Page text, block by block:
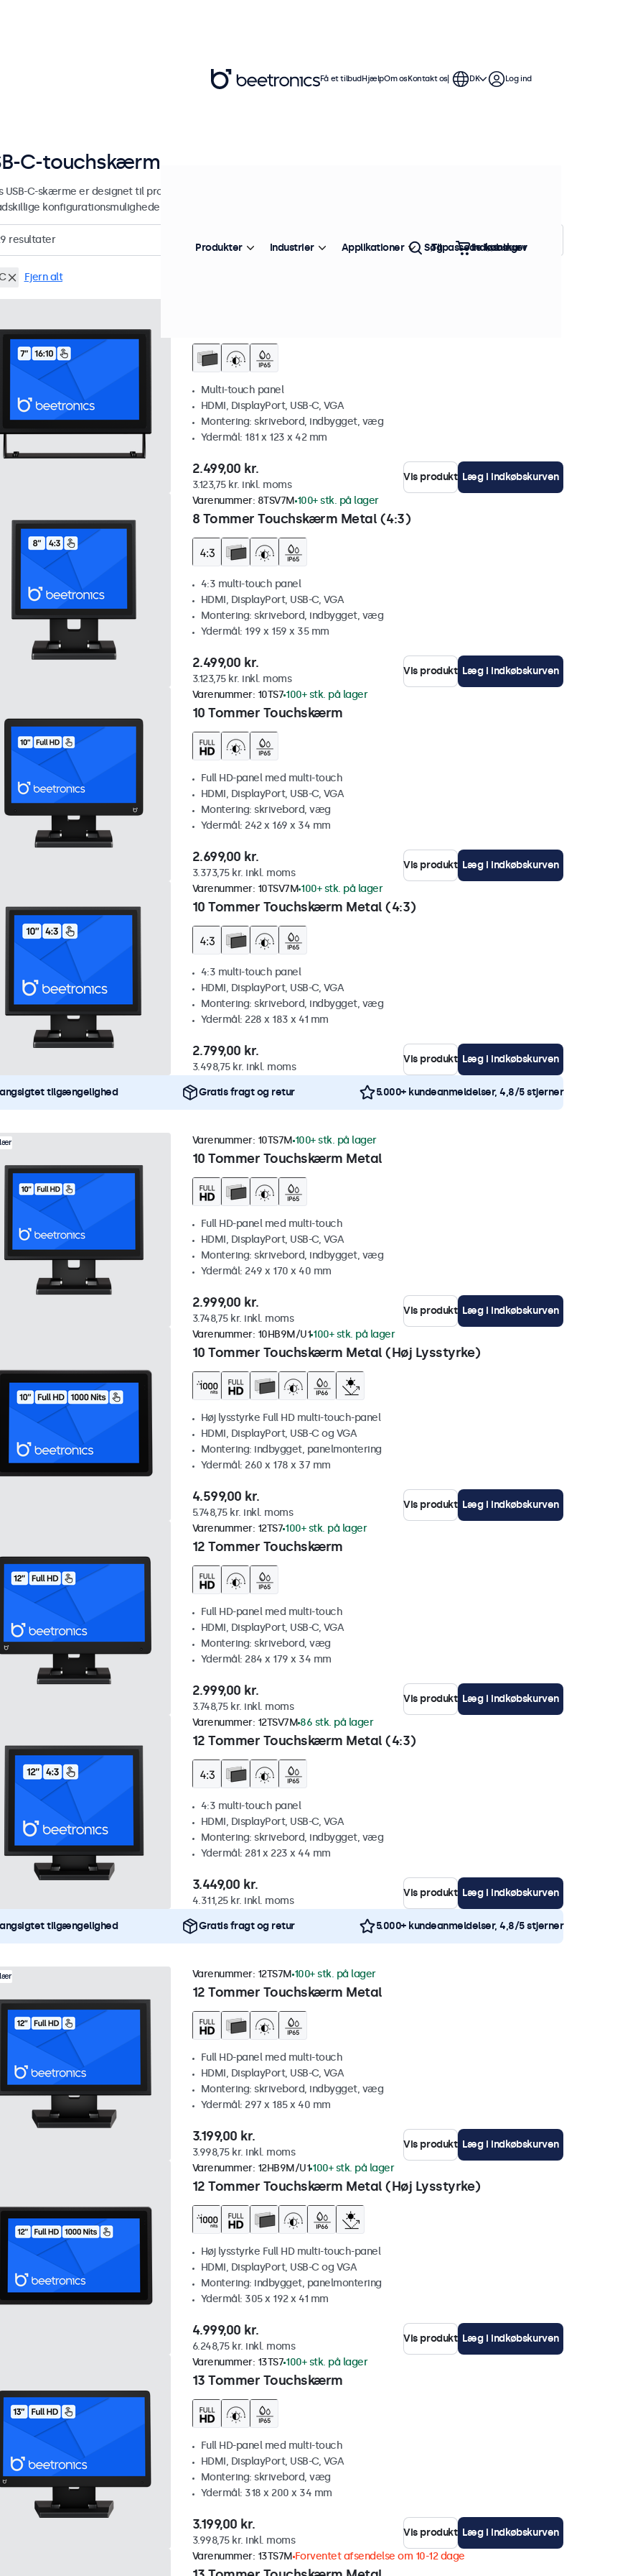
C-touchskærm
USB-C-skærme er designet til professionel og kontinuerlig brug. Skærmene er nemme at integrere og
konfigurationsmuligheder.
resultater Sorter efter:
Fjern alt
Multi-touch panel
HDMI, DisplayPort, USB-C, VGA
Montering: skrivebord, indbygget, væg
Ydermål: 181 x 123 x 42 mm
2.499,00 kr.
3.123,75 kr. inkl. moms
Vis produkt Læg i indkøbskurven
8 Tommer Touchskærm Metal (4:3)
Varenummer: 8TSV7M 100+ stk. på lager
4:3 multi-touch panel
HDMI, DisplayPort, USB-C, VGA
Montering: skrivebord, indbygget, væg
Ydermål: 199 x 159 x 35 mm
2.499,00 kr.
3.123,75 kr. inkl. moms
Vis produkt Læg i indkøbskurven
10 Tommer Touchskærm
Varenummer: 10TS7 100+ stk. på lager
Full HD-panel med multi-touch
HDMI, DisplayPort, USB-C, VGA
Montering: skrivebord, væg
Ydermål: 242 x 169 x 34 mm
2.699,00 kr.
3.373,75 kr. inkl. moms
Vis produkt Læg i indkøbskurven
10 Tommer Touchskærm Metal (4:3)
Varenummer: 10TSV7M 100+ stk. på lager
4:3 multi-touch panel
HDMI, DisplayPort, USB-C, VGA
Montering: skrivebord, indbygget, væg
Ydermål: 228 x 183 x 41 mm
2.799,00 kr.
3.498,75 kr. inkl. moms
Vis produkt Læg i indkøbskurven
tilgængelighed Gratis fragt og retur 5.000+ kundeanmeldelser, 4,8/5 stjerner
10 Tommer Touchskærm Metal
Varenummer: 10TS7M 100+ stk. på lager
Full HD-panel med multi-touch
HDMI, DisplayPort, USB-C, VGA
Montering: skrivebord, indbygget, væg
Ydermål: 249 x 170 x 40 mm
2.999,00 kr.
3.748,75 kr. inkl. moms
Vis produkt Læg i indkøbskurven
10 Tommer Touchskærm Metal (Høj Lysstyrke)
Varenummer: 10HB9M/U1 100+ stk. på lager
Høj lysstyrke Full HD multi-touch-panel
HDMI, DisplayPort, USB-C og VGA
Montering: indbygget, panelmontering
Ydermål: 260 x 178 x 37 mm
4.599,00 kr.
5.748,75 kr. inkl. moms
Vis produkt Læg i indkøbskurven
12 Tommer Touchskærm
Varenummer: 12TS7 100+ stk. på lager
Full HD-panel med multi-touch
HDMI, DisplayPort, USB-C, VGA
Montering: skrivebord, væg
Ydermål: 284 x 179 x 34 mm
2.999,00 kr.
3.748,75 kr. inkl. moms
Vis produkt Læg i indkøbskurven
12 Tommer Touchskærm Metal (4:3)
Varenummer: 12TSV7M 86 stk. på lager
4:3 multi-touch panel
HDMI, DisplayPort, USB-C, VGA
Montering: skrivebord, indbygget, væg
Ydermål: 281 x 223 x 44 mm
3.449,00 kr.
4.311,25 kr. inkl. moms
Vis produkt Læg i indkøbskurven
tilgængelighed Gratis fragt og retur 5.000+ kundeanmeldelser, 4,8/5 stjerner
12 Tommer Touchskærm Metal
Varenummer: 12TS7M 100+ stk. på lager
Full HD-panel med multi-touch
HDMI, DisplayPort, USB-C, VGA
Montering: skrivebord, indbygget, væg
Ydermål: 297 x 185 x 40 mm
3.199,00 kr.
3.998,75 kr. inkl. moms
Vis produkt Læg i indkøbskurven
12 Tommer Touchskærm Metal (Høj Lysstyrke)
Varenummer: 12HB9M/U1 100+ stk. på lager
Høj lysstyrke Full HD multi-touch-panel
HDMI, DisplayPort, USB-C og VGA
Montering: indbygget, panelmontering
Ydermål: 305 x 192 x 41 mm
4.999,00 kr.
6.248,75 kr. inkl. moms
Vis produkt Læg i indkøbskurven
13 Tommer Touchskærm
Varenummer: 13TS7 100+ stk. på lager
Full HD-panel med multi-touch
HDMI, DisplayPort, USB-C, VGA
Montering: skrivebord, væg
Ydermål: 318 x 200 x 34 mm
3.199,00 kr.
3.998,75 kr. inkl. moms
Vis produkt Læg i indkøbskurven
Varenummer: 13TS7M Forventet afsendelse om 10-12 dage
Få et tilbudHjælpOm osKontakt os DK Log ind
Produkter Industrier Applikationer Tilpassede løsninger
Søg Indkøbskurv